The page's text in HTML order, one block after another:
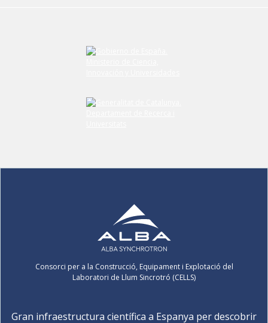
Consorci per a la Construcció, Equipament i Explotació del
Laboratori de Llum Sincrotró (CELLS)
Gran infraestructura científica a Espanya per descobrir